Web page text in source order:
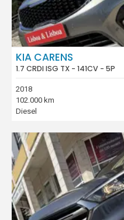
KIA CARENS
1.7 CRDI ISG TX - 141CV - 5P
2018
102.000 km
Diesel